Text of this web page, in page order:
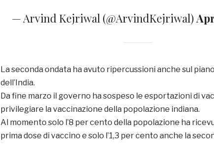
— Arvind Kejriwal (@ArvindKejriwal)
La seconda ondata ha avuto ripercussioni anche sul
dell’India.
Da fine marzo il governo ha sospeso le esportazioni di
privilegiare la vaccinazione della popolazione indiana.
Al momento solo l’8 per cento della popolazione ha
prima dose di vaccino e solo l’1,3 per cento anche la